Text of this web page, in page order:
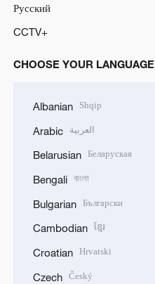
Русский
CCTV+
CHOOSE YOUR LANGUAGE
Albanian Shqip
Arabic العربية
Belarusian Беларуская
Bengali বাংলা
Bulgarian Български
Cambodian ខ្មែរ
Croatian Hrvatski
Czech Český